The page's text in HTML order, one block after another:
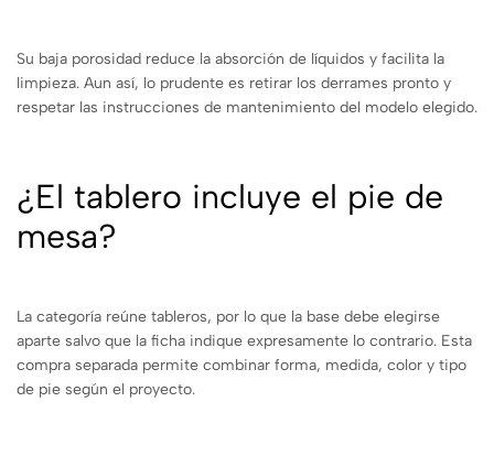
Su baja porosidad reduce la absorción de líquidos y facilita la
limpieza. Aun así, lo prudente es retirar los derrames pronto y
respetar las instrucciones de mantenimiento del modelo elegido.
¿El tablero incluye el pie de
mesa?
La categoría reúne tableros, por lo que la base debe elegirse
aparte salvo que la ficha indique expresamente lo contrario. Esta
compra separada permite combinar forma, medida, color y tipo
de pie según el proyecto.